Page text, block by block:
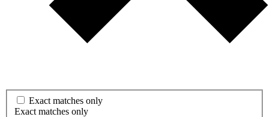
Exact matches only
Exact matches only